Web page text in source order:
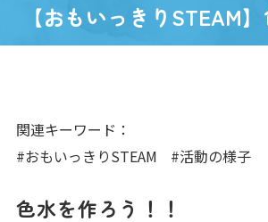
入園の概要
写真販売サービス
各種書類
【おもいっきりSTEAM
関連キーワード：
#おもいっきりSTEAM
#活動の様子
色水を作ろう！！